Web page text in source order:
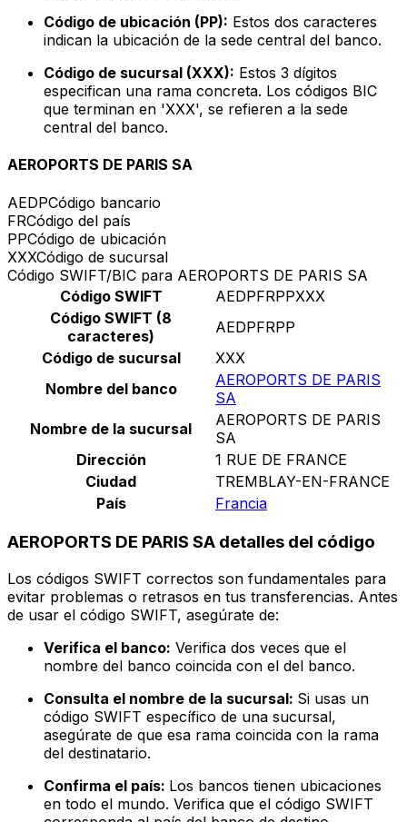
Código de ubicación (PP): Estos dos caracteres
indican la ubicación de la sede central del banco.
Código de sucursal (XXX): Estos 3 dígitos
especifican una rama concreta. Los códigos BIC
que terminan en 'XXX', se refieren a la sede
central del banco.
AEROPORTS DE PARIS SA
AEDPCódigo bancario
FRCódigo del país
PPCódigo de ubicación
XXXCódigo de sucursal
Código SWIFT/BIC para AEROPORTS DE PARIS SA
Código SWIFT
AEDPFRPPXXX
Código SWIFT (8
caracteres)
AEDPFRPP
Código de sucursal
XXX
Nombre del banco
AEROPORTS DE PARIS
SA
Nombre de la sucursal
AEROPORTS DE PARIS
SA
Dirección
1 RUE DE FRANCE
Ciudad
TREMBLAY-EN-FRANCE
País
Francia
AEROPORTS DE PARIS SA detalles del código
Los códigos SWIFT correctos son fundamentales para
evitar problemas o retrasos en tus transferencias. Antes
de usar el código SWIFT, asegúrate de:
Verifica el banco: Verifica dos veces que el
nombre del banco coincida con el del banco.
Consulta el nombre de la sucursal: Si usas un
código SWIFT específico de una sucursal,
asegúrate de que esa rama coincida con la rama
del destinatario.
Confirma el país: Los bancos tienen ubicaciones
en todo el mundo. Verifica que el código SWIFT